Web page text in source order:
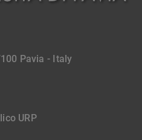
Pavia - Italy
URP